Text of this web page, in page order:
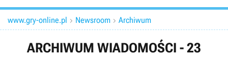
www.gry-online.pl  Newsroom  Archiwum
ARCHIWUM WIADOMOŚCI - 23